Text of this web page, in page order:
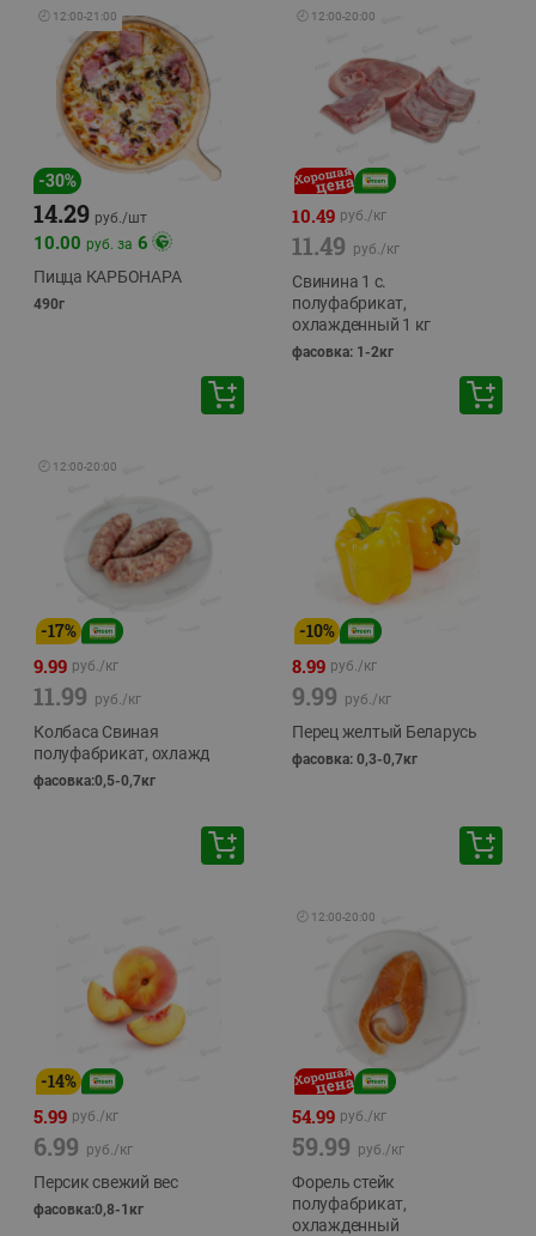
🕘 12:00-21:00
-30%
14.29 руб./шт
10.00 руб. за 6
Пицца КАРБОНАРА
490г
🕘 12:00-20:00
10.49 руб./кг
11.49 руб./кг
Свинина 1 с.
полуфабрикат,
охлажденный 1 кг
фасовка: 1-2кг
🕘 12:00-20:00
-17%
9.99 руб./кг
11.99 руб./кг
Колбаса Свиная
полуфабрикат, охлажд
фасовка:0,5-0,7кг
-10%
8.99 руб./кг
9.99 руб./кг
Перец желтый Беларусь
фасовка: 0,3-0,7кг
-14%
5.99 руб./кг
6.99 руб./кг
Персик свежий вес
фасовка:0,8-1кг
🕘 12:00-20:00
54.99 руб./кг
59.99 руб./кг
Форель стейк
полуфабрикат,
охлажденный